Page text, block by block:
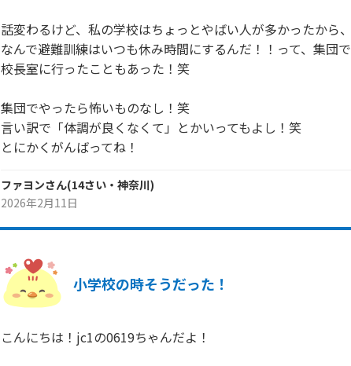
話変わるけど、私の学校はちょっとやばい人が多かったから、
なんで避難訓練はいつも休み時間にするんだ！！って、集団で
校長室に行ったこともあった！笑
集団でやったら怖いものなし！笑
言い訳で「体調が良くなくて」とかいってもよし！笑
とにかくがんばってね！
ファヨンさん(14さい・ 神奈川)
2026年2月11日
小学校の時そうだった！
こんにちは！jc1の0619ちゃんだよ！